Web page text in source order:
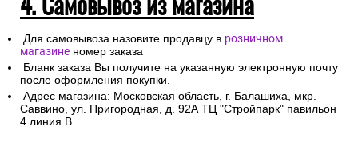
Для самовывоза назовите продавцу в розничном
магазине номер заказа
Бланк заказа Вы получите на указанную электронную почту
после оформления покупки.
Адрес магазина: Московская область, г. Балашиха, мкр.
Саввино, ул. Пригородная, д. 92А ТЦ "Стройпарк" павильон
4 линия В.